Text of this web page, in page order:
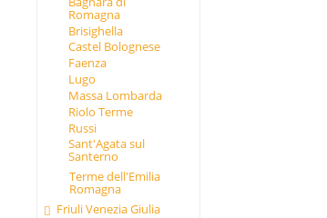
Romagna
Brisighella
Castel Bolognese
Faenza
Lugo
Massa Lombarda
Riolo Terme
Russi
Sant'Agata sul
Santerno
Terme dell'Emilia
Romagna
Friuli Venezia Giulia